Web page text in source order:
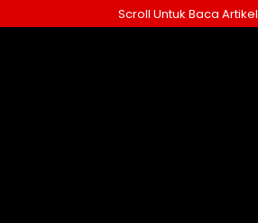
ke
Scroll Untuk Baca Artikel